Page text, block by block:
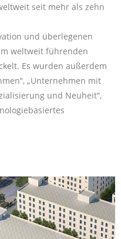
seit mehr als zehn
und überlegenen
weltweit führenden
Es wurden außerdem
„Unternehmen mit
und Neuheit“,